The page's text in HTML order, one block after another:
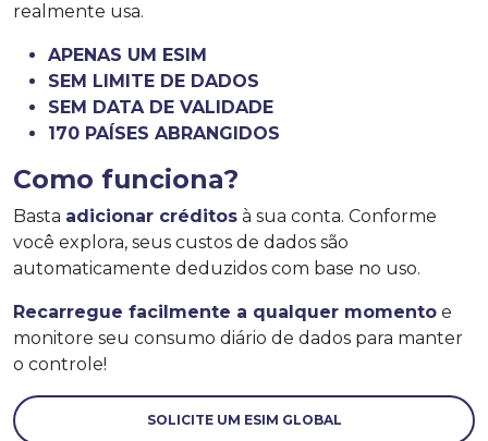
realmente usa.
APENAS UM ESIM
SEM LIMITE DE DADOS
SEM DATA DE VALIDADE
170 PAÍSES ABRANGIDOS
Como funciona?
Basta adicionar créditos à sua conta. Conforme
você explora, seus custos de dados são
automaticamente deduzidos com base no uso.
Recarregue facilmente a qualquer momento e
monitore seu consumo diário de dados para manter
o controle!
SOLICITE UM ESIM GLOBAL